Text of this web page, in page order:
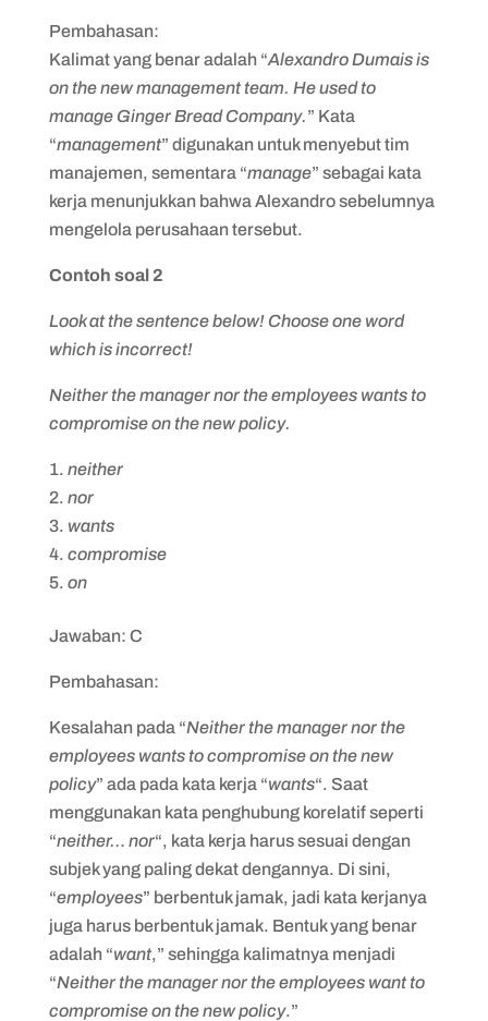
Pembahasan:
Kalimat yang benar adalah “Alexandro Dumais is
on the new management team. He used to
manage Ginger Bread Company.” Kata
“management” digunakan untuk menyebut tim
manajemen, sementara “manage” sebagai kata
kerja menunjukkan bahwa Alexandro sebelumnya
mengelola perusahaan tersebut.
Contoh soal 2
Look at the sentence below! Choose one word
which is incorrect!
Neither the manager nor the employees wants to
compromise on the new policy.
neither
nor
wants
compromise
on
Jawaban: C
Pembahasan:
Kesalahan pada “Neither the manager nor the
employees wants to compromise on the new
policy” ada pada kata kerja “wants“. Saat
menggunakan kata penghubung korelatif seperti
“neither… nor“, kata kerja harus sesuai dengan
subjek yang paling dekat dengannya. Di sini,
“employees” berbentuk jamak, jadi kata kerjanya
juga harus berbentuk jamak. Bentuk yang benar
adalah “want,” sehingga kalimatnya menjadi
“Neither the manager nor the employees want to
compromise on the new policy.”